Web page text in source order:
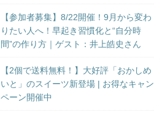
【参加者募集】8/22開催！9月から変わ
りたい人へ！早起き習慣化と“自分時
間”の作り方｜ゲスト：井上皓史さん
【2個で送料無料！】大好評「おかしめ
いと」のスイーツ新登場 | お得なキャン
ペーン開催中